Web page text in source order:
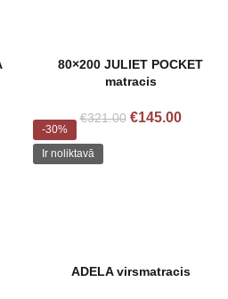
80×200 JULIET POCKET
matracis
€321.00 €145.00
-30%
Ir noliktavā
ADELA virsmatracis